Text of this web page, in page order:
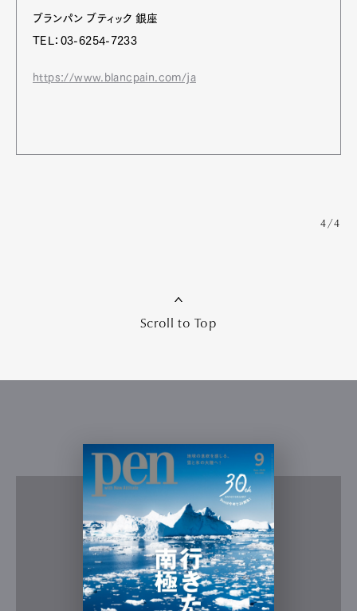
ブランパン ブティック 銀座
TEL：03-6254-7233
https://www.blancpain.com/ja
4/4
Scroll to Top